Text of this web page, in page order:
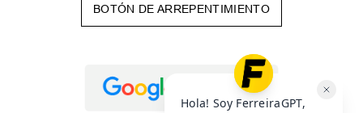
BOTÓN DE ARREPENTIMIENTO